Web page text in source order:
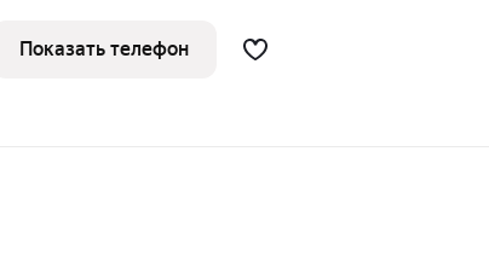
КВАРТИРЕ: - Выполнен новый качественный ремонт,
использовались лучшие материалы! -
Показать телефон